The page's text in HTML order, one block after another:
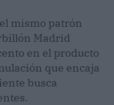
mismo patrón
Madrid
en el producto
que encaja
busca